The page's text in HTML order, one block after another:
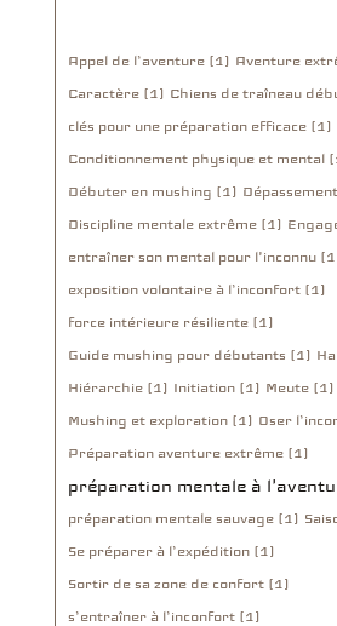
Appel de l’aventure (1) Aventure
Caractère (1) Chiens de traîneau
clés pour une préparation efficace (1)
Conditionnement physique et mental
Débuter en mushing (1)
Discipline mentale extrême (1)
entraîner son mental pour l'inconnu
exposition volontaire à l’inconfort (1)
force intérieure résiliente (1)
Guide mushing pour débutants (1)
Hiérarchie (1) Initiation (1) Meute (1)
Mushing et exploration (1) Oser
Préparation aventure extrême (1)
préparation mentale à
préparation mentale sauvage (1)
Se préparer à l’expédition (1)
Sortir de sa zone de confort (1)
s’entraîner à l’inconfort (1)